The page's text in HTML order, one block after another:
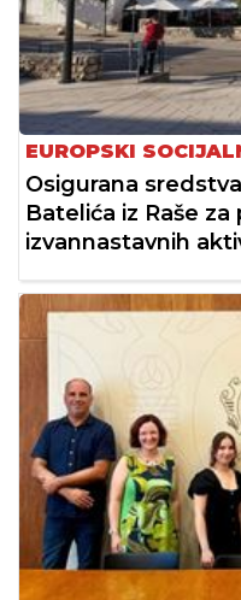
EUROPSKI
Osigurana
Batelića iz Raše za
izvannastavnih